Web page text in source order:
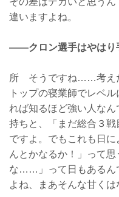
違いますよね。
——クロン選手はやはり
所 そうですね……考え
トップの寝業師でレベ
れば知るほど強い人な
持ちと、「まだ総合３
ですよ。でもこれも日
んとかなるか！」って
な……」って日もあるん
よね、まあそんな甘くは